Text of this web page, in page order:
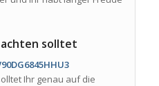
solltet
Ihr genau auf die